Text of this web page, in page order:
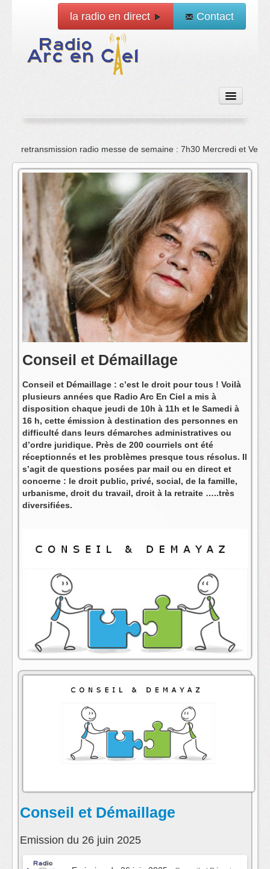
la radio en direct Contact
Accueil
Emissions
News
Vidéo
La radio
L'équipe
retransmission radio messe de semaine : 7h30 Mercredi et
Conseil et Démaillage
Conseil et Démaillage : c’est le droit pour tous ! Voilà
plusieurs années que Radio Arc En Ciel a mis à
disposition chaque jeudi de 10h à 11h et le Samedi à
16 h, cette émission à destination des personnes en
difficulté dans leurs démarches administratives ou
d’ordre juridique. Près de 200 courriels ont été
réceptionnés et les problèmes presque tous résolus. Il
s’agit de questions posées par mail ou en direct et
concerne : le droit public, privé, social, de la famille,
urbanisme, droit du travail, droit à la retraite …..très
diversifiées.
animateur : Annick Folio
conseil@radioarcenciel.re
Conseil et Démaillage
Emission du 26 juin 2025